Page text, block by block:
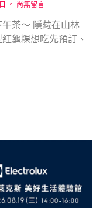
尚無留言
茶〜 隱藏在山林
龜粿想吃先預訂、